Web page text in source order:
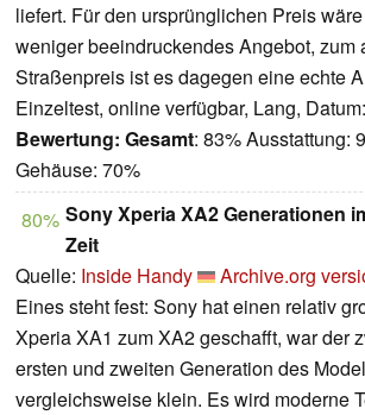
liefert. Für den ursprünglichen Preis
weniger beeindruckendes Angebot, zum
Straßenpreis ist es dagegen eine echte
Einzeltest, online verfügbar, Lang,
Bewertung: Gesamt: 83% Ausstattung:
Gehäuse: 70%
80% Sony Xperia XA2 Generationen
Zeit
Quelle: Inside Handy
Archive.org
Eines steht fest: Sony hat einen relativ
Xperia XA1 zum XA2 geschafft, war der
ersten und zweiten Generation des
vergleichsweise klein. Es wird moderne